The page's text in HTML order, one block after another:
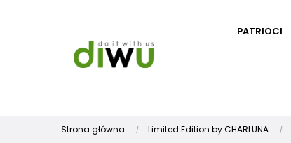
PATRIOCI
Strona główna Limited Edition by CHARLUNA